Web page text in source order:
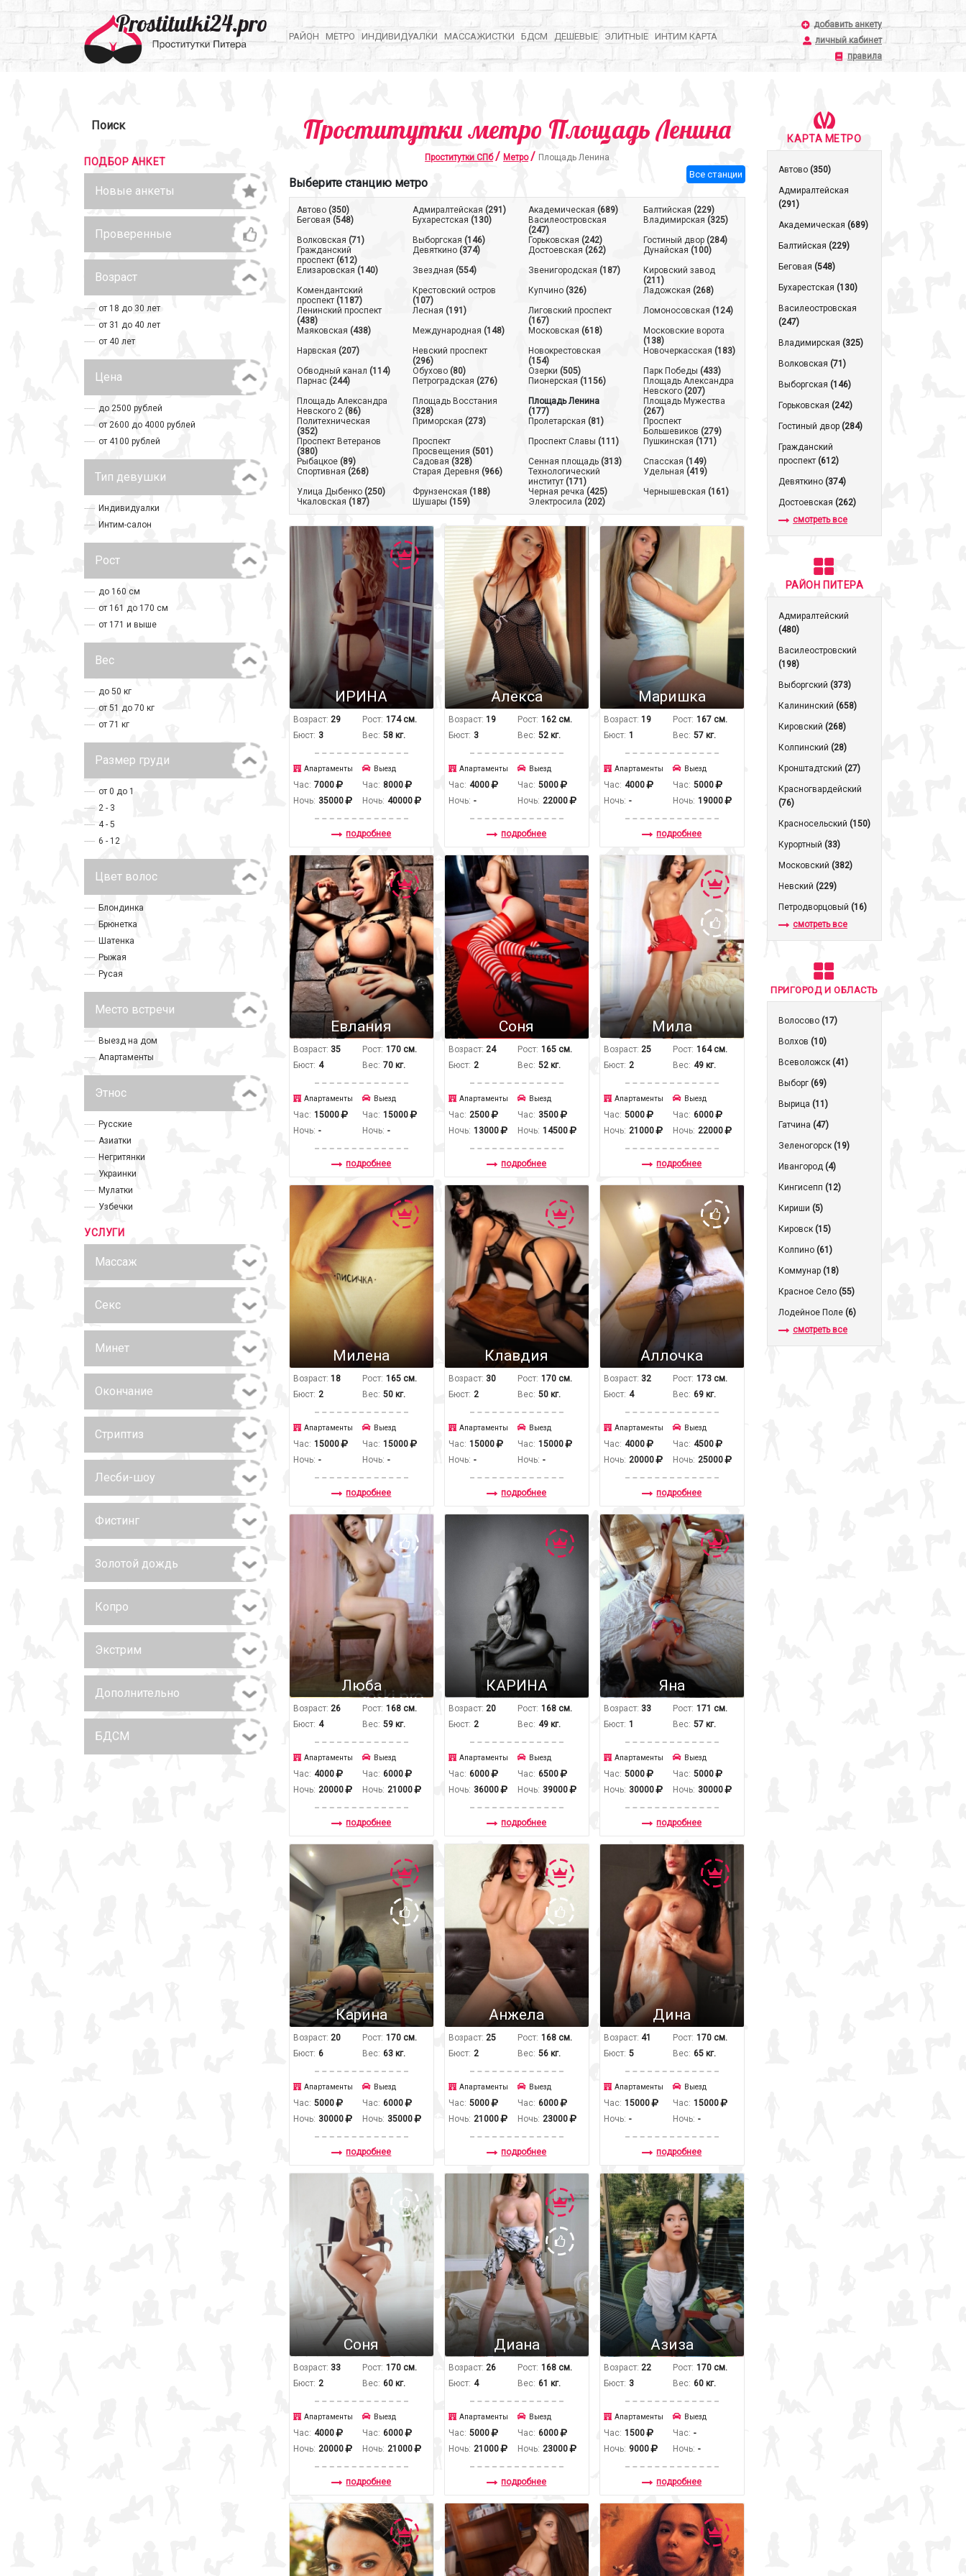
РАЙОН МЕТРО ИНДИВИДУАЛКИ МАССАЖИСТКИ БДСМ ДЕШЕВЫЕ ЭЛИТНЫЕ ИНТИМ КАРТА
добавить анкету
личный кабинет
правила
Поиск
ПОДБОР АНКЕТ
Новые анкеты
Проверенные
Возраст
от 18 до 30 лет
от 31 до 40 лет
от 40 лет
Цена
до 2500 рублей
от 2600 до 4000 рублей
от 4100 рублей
Тип девушки
Индивидуалки
Интим-салон
Рост
до 160 см
от 161 до 170 см
от 171 и выше
Вес
до 50 кг
от 51 до 70 кг
от 71 кг
Размер груди
от 0 до 1
2 - 3
4 - 5
6 - 12
Цвет волос
Блондинка
Брюнетка
Шатенка
Рыжая
Русая
Место встречи
Выезд на дом
Апартаменты
Этнос
Русские
Азиатки
Негритянки
Украинки
Мулатки
Узбечки
УСЛУГИ
Массаж
Секс
Минет
Окончание
Стриптиз
Лесби-шоу
Фистинг
Золотой дождь
Копро
Экстрим
Дополнительно
БДСМ
Проститутки метро Площадь Ленина
Проститутки СПб / Метро / Площадь Ленина
Все станции
Выберите станцию метро
Автово (350) Адмиралтейская (291) Академическая (689) Балтийская (229)
Беговая (548) Бухарестская (130)
Василеостровская
(247)
Владимирская (325)
Волковская (71) Выборгская (146) Горьковская (242) Гостиный двор (284)
Гражданский
проспект (612)
Девяткино(374) Достоевская (262) Дунайская (100)
Елизаровская (140) Звездная (554) Звенигородская (187)
Кировский завод
(211)
Комендантский
проспект (1187)
Крестовский остров
(107)
Купчино(326) Ладожская (268)
Ленинский проспект
(438)
Лесная (191)
Лиговский проспект
(167)
Ломоносовская (124)
Маяковская (438) Международная (148) Московская (618)
Московские ворота
(138)
Нарвская (207)
Невский проспект
(296)
Новокрестовская
(154)
Новочеркасская (183)
Обводный канал (114) Обухово(80) Озерки (505) Парк Победы (433)
Парнас (244) Петроградская (276) Пионерская (1156)
Площадь Александра
Невского (207)
Площадь Александра
Невского 2 (86)
Площадь Восстания
(328)
Площадь Ленина
(177)
Площадь Мужества
(267)
Политехническая
(352)
Приморская (273) Пролетарская (81)
Проспект
Большевиков (279)
Проспект Ветеранов
(380)
Проспект
Просвещения (501)
Проспект Славы (111) Пушкинская (171)
Рыбацкое (89) Садовая (328) Сенная площадь(313) Спасская (149)
Спортивная (268) Старая Деревня (966)
Технологический
институт(171)
Удельная (419)
Улица Дыбенко (250) Фрунзенская (188) Черная речка (425) Чернышевская (161)
Чкаловская (187) Шушары (159) Электросила (202)
ИРИНА
Возраст: 29
Бюст: 3
Рост: 174 см.
Вес: 58 кг.
Апартаменты
Час: 7000
Ночь: 35000
Выезд
Час: 8000
Ночь: 40000
подробнее
Алекса
Возраст: 19
Бюст: 3
Рост: 162 см.
Вес: 52 кг.
Апартаменты
Час: 4000
Ночь: -
Выезд
Час: 5000
Ночь: 22000
подробнее
Маришка
Возраст: 19
Бюст: 1
Рост: 167 см.
Вес: 57 кг.
Апартаменты
Час: 4000
Ночь: -
Выезд
Час: 5000
Ночь: 19000
подробнее
Евлания
Возраст: 35
Бюст: 4
Рост: 170 см.
Вес: 70 кг.
Апартаменты
Час: 15000
Ночь: -
Выезд
Час: 15000
Ночь: -
подробнее
Соня
Возраст: 24
Бюст: 2
Рост: 165 см.
Вес: 52 кг.
Апартаменты
Час: 2500
Ночь: 13000
Выезд
Час: 3500
Ночь: 14500
подробнее
Мила
Возраст: 25
Бюст: 2
Рост: 164 см.
Вес: 49 кг.
Апартаменты
Час: 5000
Ночь: 21000
Выезд
Час: 6000
Ночь: 22000
подробнее
Милена
Возраст: 18
Бюст: 2
Рост: 165 см.
Вес: 50 кг.
Апартаменты
Час: 15000
Ночь: -
Выезд
Час: 15000
Ночь: -
подробнее
Клавдия
Возраст: 30
Бюст: 2
Рост: 170 см.
Вес: 50 кг.
Апартаменты
Час: 15000
Ночь: -
Выезд
Час: 15000
Ночь: -
подробнее
Аллочка
Возраст: 32
Бюст: 4
Рост: 173 см.
Вес: 69 кг.
Апартаменты
Час: 4000
Ночь: 20000
Выезд
Час: 4500
Ночь: 25000
подробнее
Люба
Возраст: 26
Бюст: 4
Рост: 168 см.
Вес: 59 кг.
Апартаменты
Час: 4000
Ночь: 20000
Выезд
Час: 6000
Ночь: 21000
подробнее
КАРИНА
Возраст: 20
Бюст: 2
Рост: 168 см.
Вес: 49 кг.
Апартаменты
Час: 6000
Ночь: 36000
Выезд
Час: 6500
Ночь: 39000
подробнее
Яна
Возраст: 33
Бюст: 1
Рост: 171 см.
Вес: 57 кг.
Апартаменты
Час: 5000
Ночь: 30000
Выезд
Час: 5000
Ночь: 30000
подробнее
Карина
Возраст: 20
Бюст: 6
Рост: 170 см.
Вес: 63 кг.
Апартаменты
Час: 5000
Ночь: 30000
Выезд
Час: 6000
Ночь: 35000
подробнее
Анжела
Возраст: 25
Бюст: 2
Рост: 168 см.
Вес: 56 кг.
Апартаменты
Час: 5000
Ночь: 21000
Выезд
Час: 6000
Ночь: 23000
подробнее
Дина
Возраст: 41
Бюст: 5
Рост: 170 см.
Вес: 65 кг.
Апартаменты
Час: 15000
Ночь: -
Выезд
Час: 15000
Ночь: -
подробнее
Соня
Возраст: 33
Бюст: 2
Рост: 170 см.
Вес: 60 кг.
Апартаменты
Час: 4000
Ночь: 20000
Выезд
Час: 6000
Ночь: 21000
подробнее
Диана
Возраст: 26
Бюст: 4
Рост: 168 см.
Вес: 61 кг.
Апартаменты
Час: 5000
Ночь: 21000
Выезд
Час: 6000
Ночь: 23000
подробнее
Азиза
Возраст: 22
Бюст: 3
Рост: 170 см.
Вес: 60 кг.
Апартаменты
Час: 1500
Ночь: 9000
Выезд
Час: -
Ночь: -
подробнее
КАРТА МЕТРО
Автово (350)
Адмиралтейская
(291)
Академическая (689)
Балтийская (229)
Беговая (548)
Бухарестская (130)
Василеостровская
(247)
Владимирская (325)
Волковская (71)
Выборгская (146)
Горьковская (242)
Гостиный двор (284)
Гражданский
проспект (612)
Девяткино (374)
Достоевская (262)
смотреть все
РАЙОН ПИТЕРА
Адмиралтейский
(480)
Василеостровский
(198)
Выборгский (373)
Калининский (658)
Кировский (268)
Колпинский (28)
Кронштадтcкий (27)
Красногвардейский
(76)
Красносельский (150)
Курортный (33)
Московский (382)
Невский (229)
Петродворцовый (16)
смотреть все
ПРИГОРОД И ОБЛАСТЬ
Волосово (17)
Волхов (10)
Всеволожск (41)
Выборг (69)
Вырица (11)
Гатчина (47)
Зеленогорск (19)
Ивангород (4)
Кингисепп (12)
Кириши (5)
Кировск (15)
Колпино (61)
Коммунар (18)
Красное Село (55)
Лодейное Поле (6)
смотреть все